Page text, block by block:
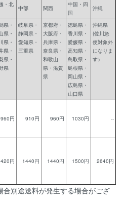
・北
中部 関西
中国・四
国
沖縄
県・
県・
県・
県・
県・
県
岐阜県・
静岡県・
愛知県・
三重県
京都府・
大阪府・
兵庫県・
奈良県・
和歌山
県・滋賀
県
徳島県・
香川県・
愛媛県・
高知県・
鳥取県・
島根県・
岡山県・
広島県・
山口県
沖縄県
(佐川急
便対象外
になりま
す）
960円 910円 960円 1030円 --
円 1440円 1440円 1500円 2640円
合別途送料が発生する場合がござ